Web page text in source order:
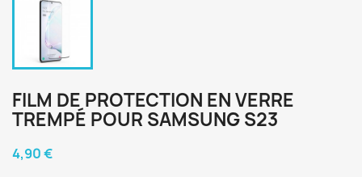
FILM DE PROTECTION EN VERRE
TREMPÉ POUR SAMSUNG S23
4,90 €